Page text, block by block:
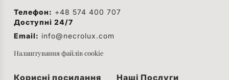
Телефон: +48 574 400 707
Доступні 24/7
Email: info@necrolux.com
Налаштування файлів cookie
Корисні посилання Наші Послуги